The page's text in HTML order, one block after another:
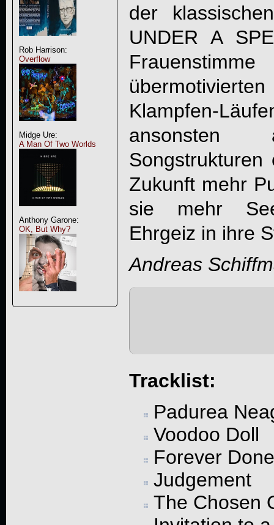
Rob Harrison:
Overflow
Midge Ure:
A Man Of Two Worlds
Anthony Garone:
OK, But Why?
der
UNDER A
Klampfen-
ansonsten
Zukunft mehr
sie mehr
Ehrgeiz in ihre
Andreas
Tracklist:
Padurea
Voodoo Doll
Forever Done
Judgement
The Chosen